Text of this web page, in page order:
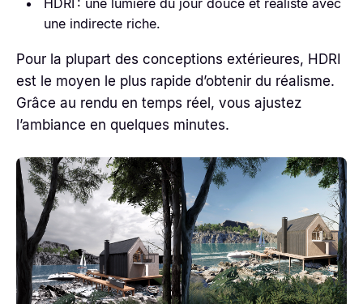
HDRI : une lumière du jour douce et réaliste avec
une indirecte riche.
Pour la plupart des conceptions extérieures, HDRI
est le moyen le plus rapide d’obtenir du réalisme.
Grâce au rendu en temps réel, vous ajustez
l’ambiance en quelques minutes.